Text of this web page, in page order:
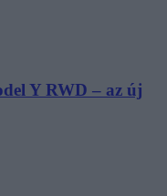
Y RWD – az új